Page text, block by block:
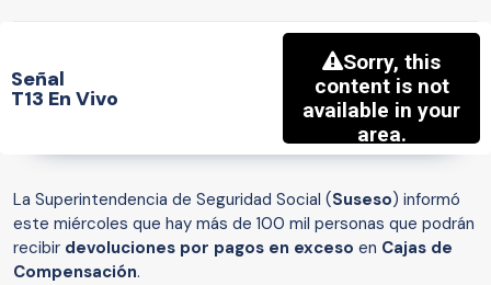
Señal
T13 En Vivo
La Superintendencia de Seguridad Social (Suseso) informó
este miércoles que hay más de 100 mil personas que podrán
recibir devoluciones por pagos en exceso en Cajas de
Compensación.